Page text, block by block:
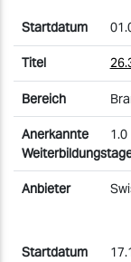
1.0